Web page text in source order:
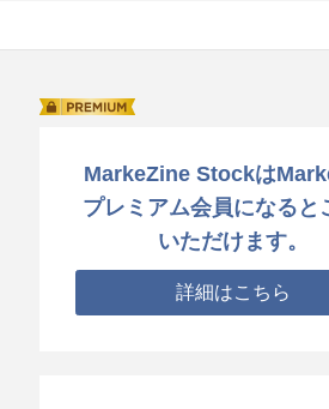
MarkeZine Stockは
プレミアム会員になると
いただけます。
詳細はこちら